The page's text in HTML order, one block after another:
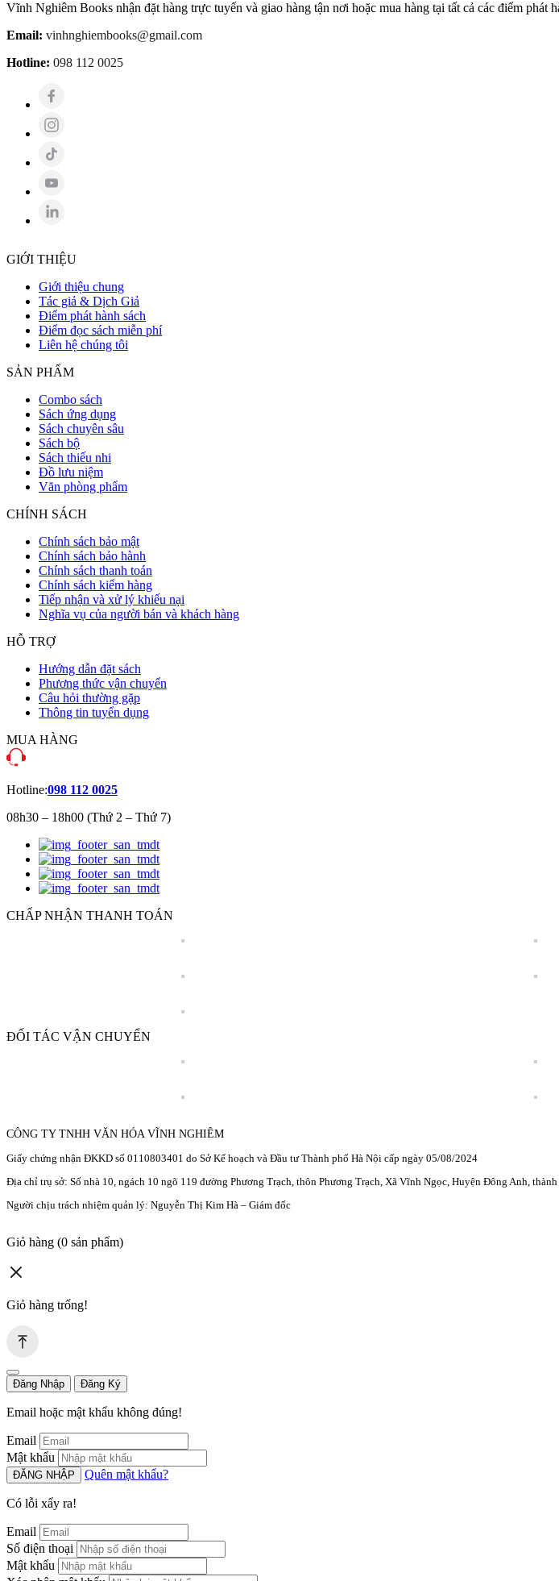
Vĩnh Nghiêm Books nhận đặt hàng trực tuyến và giao hàng tận nơi hoặc mua hàng tại tất cả các điểm phát
Email: vinhnghiembooks@gmail.com
Hotline: 098 112 0025
GIỚI THIỆU
Giới thiệu chung
Tác giả & Dịch Giả
Điểm phát hành sách
Điểm đọc sách miễn phí
Liên hệ chúng tôi
SẢN PHẨM
Combo sách
Sách ứng dụng
Sách chuyên sâu
Sách bộ
Sách thiếu nhi
Đồ lưu niệm
Văn phòng phẩm
CHÍNH SÁCH
Chính sách bảo mật
Chính sách bảo hành
Chính sách thanh toán
Chính sách kiểm hàng
Tiếp nhận và xử lý khiếu nại
Nghĩa vụ của người bán và khách hàng
HỖ TRỢ
Hướng dẫn đặt sách
Phương thức vận chuyển
Câu hỏi thường gặp
Thông tin tuyển dụng
MUA HÀNG
Hotline:098 112 0025
08h30 – 18h00 (Thứ 2 – Thứ 7)
CHẤP NHẬN THANH TOÁN
ĐỐI TÁC VẬN CHUYỂN
CÔNG TY TNHH VĂN HÓA VĨNH NGHIÊM
Giấy chứng nhận ĐKKD số 0110803401 do Sở Kế hoạch và Đầu tư Thành phố Hà Nội cấp ngày 05/08/2024
Địa chỉ trụ sở: Số nhà 10, ngách 10 ngõ 119 đường Phương Trạch, thôn Phương Trạch, Xã Vĩnh Ngọc, Huyện Đông Anh,
Người chịu trách nhiệm quản lý: Nguyễn Thị Kim Hà – Giám đốc
Giỏ hàng (0 sản phẩm)
Giỏ hàng trống!
Đăng Nhập Đăng Ký
Email hoặc mật khẩu không đúng!
Email
Mật khẩu
ĐĂNG NHẬP Quên mật khẩu?
Có lỗi xẩy ra!
Email
Số điện thoại
Mật khẩu